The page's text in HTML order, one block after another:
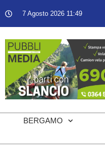
7 Agosto 2026 11:49
BERGAMO